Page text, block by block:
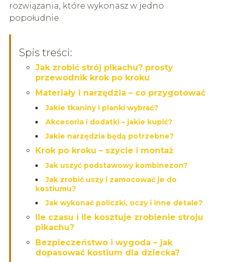
rozwiązania, które wykonasz w jedno
popołudnie.
Spis treści:
Jak zrobić strój pikachu? prosty
przewodnik krok po kroku
Materiały i narzędzia – co przygotować
Jakie tkaniny i pianki wybrać?
Akcesoria i dodatki – jakie kupić?
Jakie narzędzia będą potrzebne?
Krok po kroku – szycie i montaż
Jak uszyć podstawowy kombinezon?
Jak zrobić uszy i zamocować je do
kostiumu?
Jak wykonać policzki, oczy i inne detale?
Ile czasu i ile kosztuje zrobienie stroju
pikachu?
Bezpieczeństwo i wygoda – jak
dopasować kostium dla dziecka?